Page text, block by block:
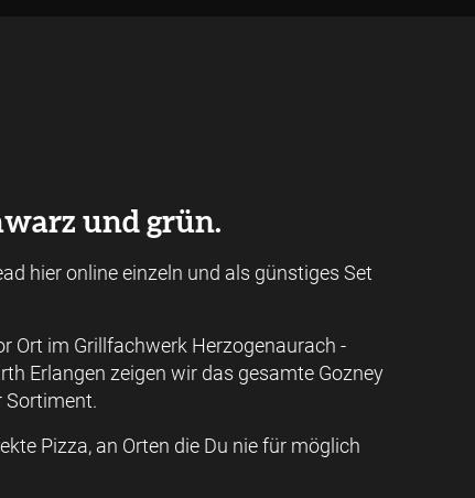
und grün.
hier online einzeln und als günstiges Set
Ort im Grillfachwerk Herzogenaurach -
Erlangen zeigen wir das gesamte Gozney
Sortiment.
Pizza, an Orten die Du nie für möglich